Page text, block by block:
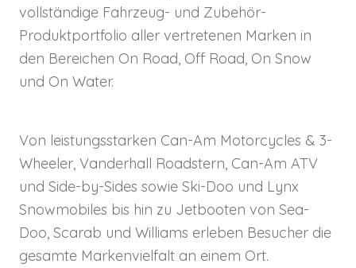
vollständige Fahrzeug- und Zubehör-
Produktportfolio aller vertretenen Marken in
den Bereichen On Road, Off Road, On Snow
und On Water.
Von leistungsstarken Can-Am Motorcycles & 3-
Wheeler, Vanderhall Roadstern, Can-Am ATV
und Side-by-Sides sowie Ski-Doo und Lynx
Snowmobiles bis hin zu Jetbooten von Sea-
Doo, Scarab und Williams erleben Besucher die
gesamte Markenvielfalt an einem Ort.